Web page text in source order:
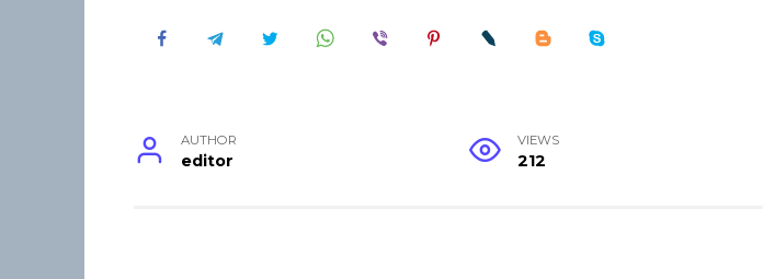
AUTHOR
editor
VIEWS
212